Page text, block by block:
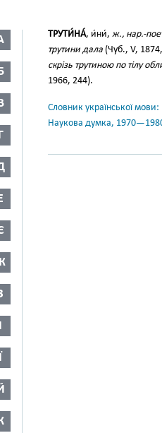
І
Ї
ТРУТИ́НА́, и́ни́, ж., нар.-
трутини дала (Чуб., V,
скрізь трутиною по тілу
1966, 244).
Словник української
Наукова думка,